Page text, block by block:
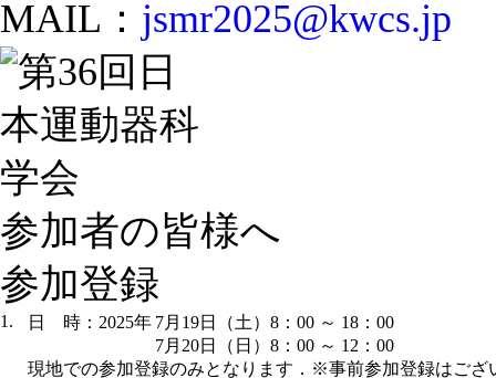
MAIL： jsmr2025@kwcs.jp
参加者の皆様へ
参加登録
1. 日 時：2025年 7月19日（土）8：00 ～ 18：00
7月20日（日）8：00 ～ 12：00
現地での参加登録のみとなります．※事前参加登録はござ